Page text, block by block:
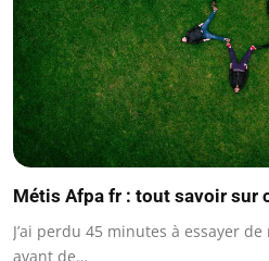
Métis Afpa fr : tout savoir sur
J’ai perdu 45 minutes à essayer
avant de…